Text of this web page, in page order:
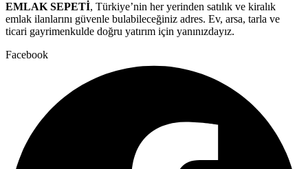
EMLAK SEPETİ, Türkiye’nin her yerinden satılık ve kiralık
emlak ilanlarını güvenle bulabileceğiniz adres. Ev, arsa, tarla ve
ticari gayrimenkulde doğru yatırım için yanınızdayız.
Facebook